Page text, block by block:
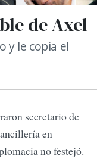
de Axel
y le copia el
secretario de
en
no festejó.